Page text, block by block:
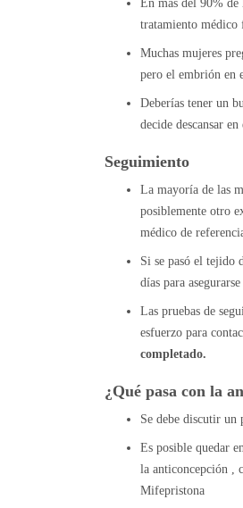
En más del 90% de
tratamiento médico
Muchas mujeres
pero el embrión en
Deberías tener un
decide descansar
Seguimiento
La mayoría de las
posiblemente otro
médico de
Si se pasó el tejido
días para
Las pruebas de
esfuerzo para
completado.
¿Qué pasa con la
Se debe discutir un
Es posible quedar
la anticoncepción ,
Mifepristona